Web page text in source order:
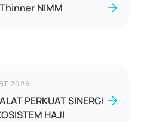
NIMM
2026
PERKUAT SINERGI
HAJI